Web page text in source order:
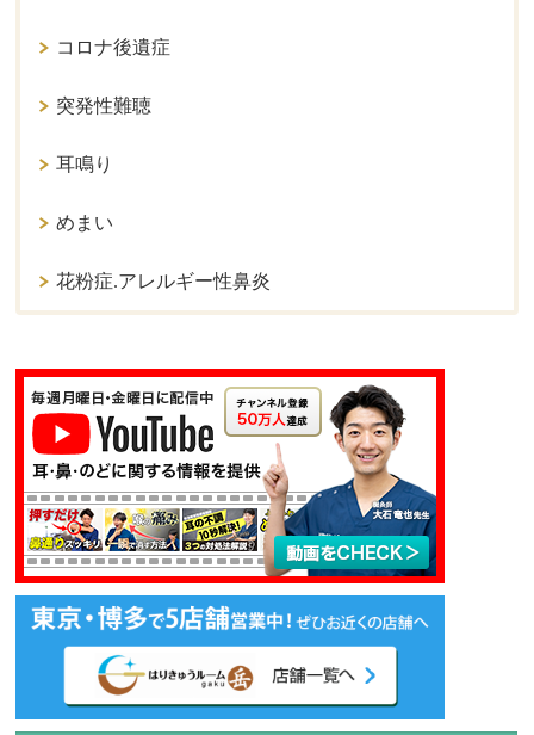
コロナ後遺症
突発性難聴
耳鳴り
めまい
花粉症.アレルギー性鼻炎